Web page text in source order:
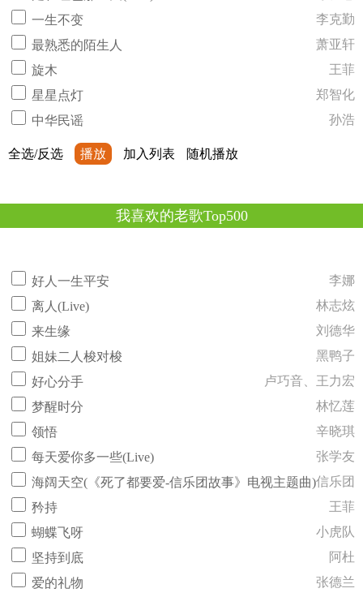
一生不变
李克勤
最熟悉的陌生人
萧亚轩
旋木
王菲
星星点灯
郑智化
中华民谣
孙浩
全选/反选 播放 加入列表 随机播放
我喜欢的老歌Top500
好人一生平安
李娜
离人(Live)
林志炫
来生缘
刘德华
姐妹二人梭对梭
黑鸭子
好心分手
卢巧音、王力宏
梦醒时分
林忆莲
领悟
辛晓琪
每天爱你多一些(Live)
张学友
海阔天空(《死了都要爱-信乐团故事》电视主题曲)信乐团
矜持
王菲
蝴蝶飞呀
小虎队
坚持到底
阿杜
爱的礼物
张德兰